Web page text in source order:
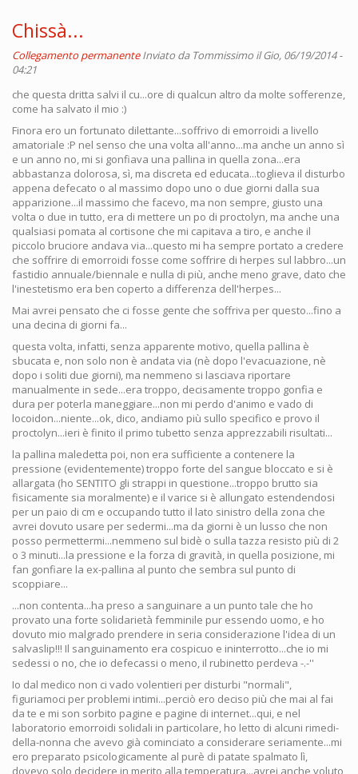
Chissà...
Collegamento permanente Inviato da Tommissimo il Gio, 06/19/2014 -
04:21
che questa dritta salvi il cu...ore di qualcun altro da molte sofferenze,
come ha salvato il mio :)
Finora ero un fortunato dilettante...soffrivo di emorroidi a livello
amatoriale :P nel senso che una volta all'anno...ma anche un anno sì
e un anno no, mi si gonfiava una pallina in quella zona...era
abbastanza dolorosa, sì, ma discreta ed educata...toglieva il disturbo
appena defecato o al massimo dopo uno o due giorni dalla sua
apparizione...il massimo che facevo, ma non sempre, giusto una
volta o due in tutto, era di mettere un po di proctolyn, ma anche una
qualsiasi pomata al cortisone che mi capitava a tiro, e anche il
piccolo bruciore andava via...questo mi ha sempre portato a credere
che soffrire di emorroidi fosse come soffrire di herpes sul labbro...un
fastidio annuale/biennale e nulla di più, anche meno grave, dato che
l'inestetismo era ben coperto a differenza dell'herpes...
Mai avrei pensato che ci fosse gente che soffriva per questo...fino a
una decina di giorni fa...
questa volta, infatti, senza apparente motivo, quella pallina è
sbucata e, non solo non è andata via (nè dopo l'evacuazione, nè
dopo i soliti due giorni), ma nemmeno si lasciava riportare
manualmente in sede...era troppo, decisamente troppo gonfia e
dura per poterla maneggiare...non mi perdo d'animo e vado di
locoidon...niente...ok, dico, andiamo più sullo specifico e provo il
proctolyn...ieri è finito il primo tubetto senza apprezzabili risultati...
la pallina maledetta poi, non era sufficiente a contenere la
pressione (evidentemente) troppo forte del sangue bloccato e si è
allargata (ho SENTITO gli strappi in questione...troppo brutto sia
fisicamente sia moralmente) e il varice si è allungato estendendosi
per un paio di cm e occupando tutto il lato sinistro della zona che
avrei dovuto usare per sedermi...ma da giorni è un lusso che non
posso permettermi...nemmeno sul bidè o sulla tazza resisto più di 2
o 3 minuti...la pressione e la forza di gravità, in quella posizione, mi
fan gonfiare la ex-pallina al punto che sembra sul punto di
scoppiare...
...non contenta...ha preso a sanguinare a un punto tale che ho
provato una forte solidarietà femminile pur essendo uomo, e ho
dovuto mio malgrado prendere in seria considerazione l'idea di un
salvaslip!!! Il sanguinamento era cospicuo e ininterrotto...che io mi
sedessi o no, che io defecassi o meno, il rubinetto perdeva -.-''
Io dal medico non ci vado volentieri per disturbi "normali",
figuriamoci per problemi intimi...perciò ero deciso più che mai al fai
da te e mi son sorbito pagine e pagine di internet...qui, e nel
laboratorio emorroidi solidali in particolare, ho letto di alcuni rimedi-
della-nonna che avevo già cominciato a considerare seriamente...mi
ero preparato psicologicamente al purè di patate spalmato lì,
dovevo solo decidere in merito alla temperatura...avrei anche voluto